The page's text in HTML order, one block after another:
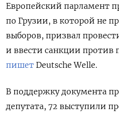
Европейский парламент
по Грузии, в которой не
выборов, призвал
и ввести санкции
пишет Deutsche Welle.
В поддержку документа
депутата, 72 выступили